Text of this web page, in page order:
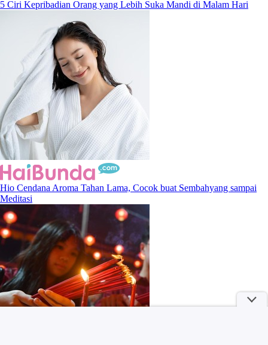
5 Ciri Kepribadian Orang yang Lebih Suka Mandi di Malam Hari
Hio Cendana Aroma Tahan Lama, Cocok buat Sembahyang sampai
Meditasi